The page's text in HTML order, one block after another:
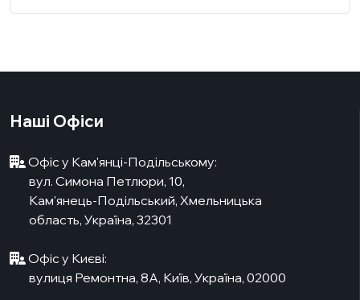
Наші Офіси
Офіс у Кам'янці-Подільському:
вул. Симона Петлюри, 10,
Кам'янець-Подільський, Хмельницька
область, Україна, 32301
Офіс у Києві:
вулиця Ремонтна, 8А, Київ, Україна, 02000